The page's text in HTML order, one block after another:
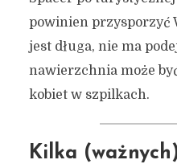
powinien przysporzyć
jest długa, nie ma
nawierzchnia może
kobiet w szpilkach.
Kilka